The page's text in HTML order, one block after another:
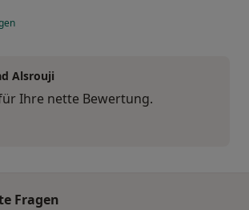
Alsrouji
Ihre nette Bewertung.
Fragen